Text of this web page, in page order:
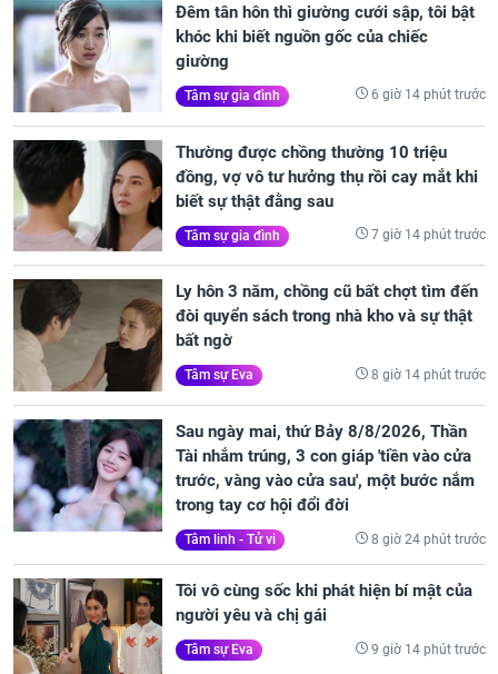
Đêm tân hôn thì giường cưới sập, tôi bật
khóc khi biết nguồn gốc của chiếc
giường
Tâm sự gia đình 6 giờ 14 phút trước
Thường được chồng thường 10 triệu
đồng, vợ vô tư hưởng thụ rồi cay mắt khi
biết sự thật đằng sau
Tâm sự gia đình 7 giờ 14 phút trước
Ly hôn 3 năm, chồng cũ bất chợt tìm đến
đòi quyển sách trong nhà kho và sự thật
bất ngờ
Tâm sự Eva 8 giờ 14 phút trước
Sau ngày mai, thứ Bảy 8/8/2026, Thần
Tài nhắm trúng, 3 con giáp 'tiền vào cửa
trước, vàng vào cửa sau', một bước nắm
trong tay cơ hội đổi đời
Tâm linh - Tử vi 8 giờ 24 phút trước
Tôi vô cùng sốc khi phát hiện bí mật của
người yêu và chị gái
Tâm sự Eva 9 giờ 14 phút trước